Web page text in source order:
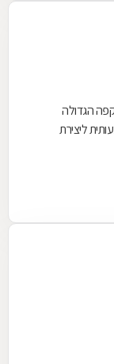
הגדולה
ליצירת